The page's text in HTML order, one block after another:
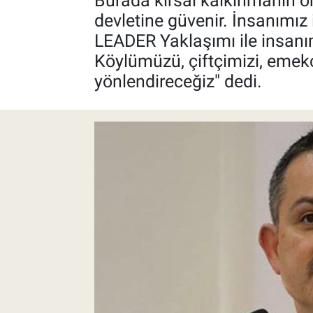
devletine güvenir.
LEADER Yaklaşımı ile
Köylümüzü, çiftçimizi,
yönlendireceğiz" dedi.
Pankobirlik